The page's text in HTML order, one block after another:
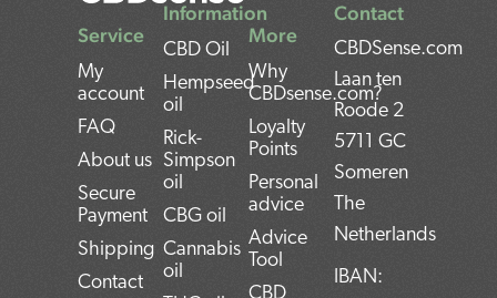
Contact
CBDSense.com
Laan ten
Roode 2
5711 GC
Someren
The
Netherlands
IBAN:
Service
My
account
FAQ
About us
Secure
Payment
Shipping
Contact
Information
CBD Oil
Hempseed
oil
Rick-
Simpson
oil
CBG oil
Cannabis
oil
More
Why
CBDsense.com?
Loyalty
Points
Personal
advice
Advice
Tool